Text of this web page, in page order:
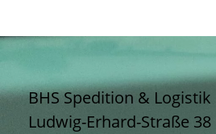
BHS Spedition & Logistik
Ludwig-Erhard-Straße 38